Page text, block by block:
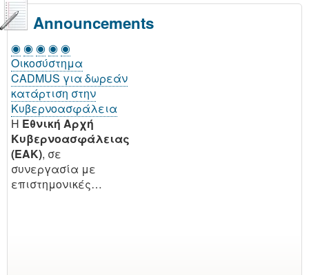
Announcements
◉ ◉ ◉ ◉ ◉
Οικοσύστημα
CADMUS για δωρεάν
κατάρτιση στην
Κυβερνοασφάλεια
H Εθνική Αρχή
Κυβερνοασφάλειας
(EAK), σε
συνεργασία με
επιστημονικές…